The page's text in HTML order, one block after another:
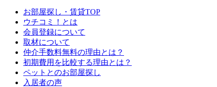
お部屋探し・賃貸TOP
ウチコミ！とは
会員登録について
取材について
仲介手数料無料の理由とは？
初期費用を比較する理由とは？
ペットとのお部屋探し
入居者の声